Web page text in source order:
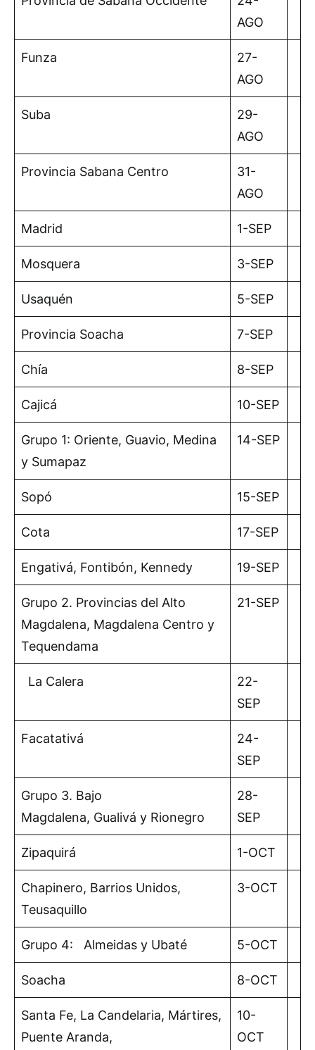
AGO
Funza
27-
AGO
Suba
29-
AGO
Provincia Sabana Centro
31-
AGO
Madrid 1-SEP
Mosquera 3-SEP
Usaquén 5-SEP
Provincia Soacha 7-SEP
Chía 8-SEP
Cajicá 10-SEP
Grupo 1: Oriente, Guavio, Medina
y Sumapaz
14-SEP
Sopó 15-SEP
Cota 17-SEP
Engativá, Fontibón, Kennedy 19-SEP
Grupo 2. Provincias del Alto
Magdalena, Magdalena Centro y
Tequendama
21-SEP
La Calera
22-
SEP
Facatativá
24-
SEP
Grupo 3. Bajo
Magdalena, Gualivá y Rionegro
28-
SEP
Zipaquirá 1-OCT
Chapinero, Barrios Unidos,
Teusaquillo
3-OCT
Grupo 4: Almeidas y Ubaté 5-OCT
Soacha 8-OCT
Santa Fe, La Candelaria, Mártires,
Puente Aranda,
10-
OCT